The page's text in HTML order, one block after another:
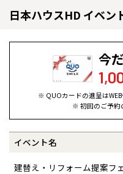
日本ハウスHD イベン
今
※ QUOカードの進呈は
※ 初回のご予約
イベント名
建替え・リフォーム提案フ
全国の展示場
お近くのイベント